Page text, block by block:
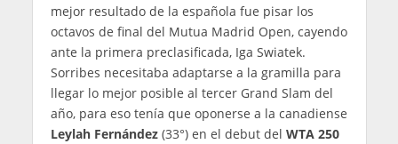
mejor resultado de la española fue pisar los
octavos de final del Mutua Madrid Open, cayendo
ante la primera preclasificada, Iga Swiatek.
Sorribes necesitaba adaptarse a la gramilla para
llegar lo mejor posible al tercer Grand Slam del
año, para eso tenía que oponerse a la canadiense
Leylah Fernández(33°) en el debut del WTA 250